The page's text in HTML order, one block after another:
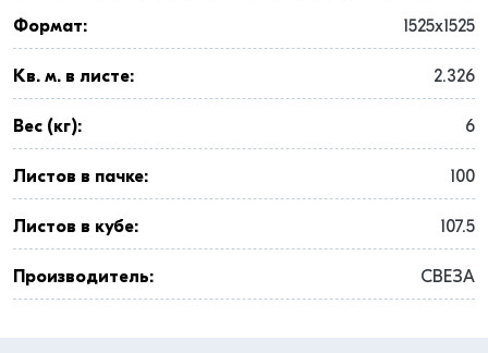
Формат: 1525x1525
Кв. м. в листе: 2.326
Вес (кг): 6
Листов в пачке: 100
Листов в кубе: 107.5
Производитель: СВЕЗА